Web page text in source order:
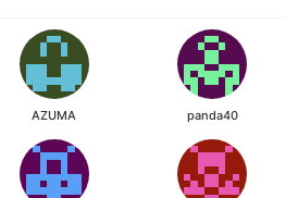
AZUMA panda40